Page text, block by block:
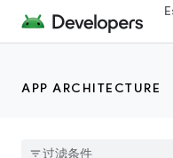
APP ARCHITECTURE